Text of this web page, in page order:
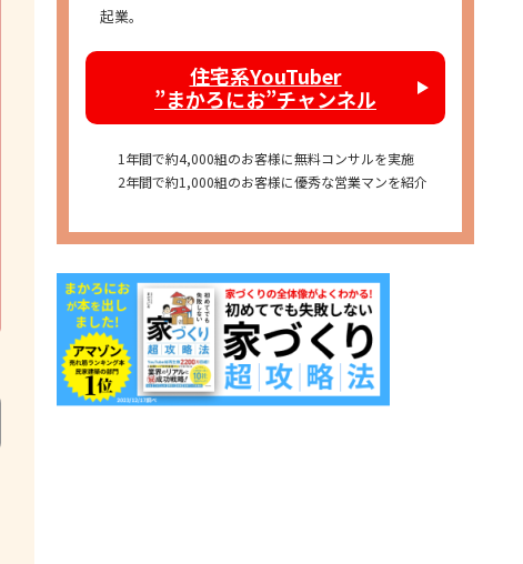
起業。
住宅系YouTuber
”まかろにお”チャンネル
1年間で約4,000組のお客様に無料コンサルを実施
2年間で約1,000組のお客様に優秀な営業マンを紹介